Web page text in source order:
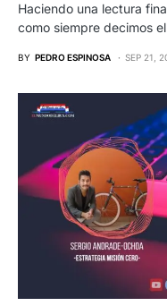
Haciendo una lectura
como siempre decimos
BY PEDRO ESPINOSA SEP 21,